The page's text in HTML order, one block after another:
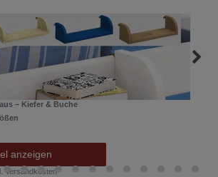
– Kiefer & Buche
anzeigen
Versandkosten